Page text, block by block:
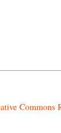
Commons